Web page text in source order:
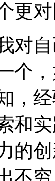
更
对
个
，
和
的